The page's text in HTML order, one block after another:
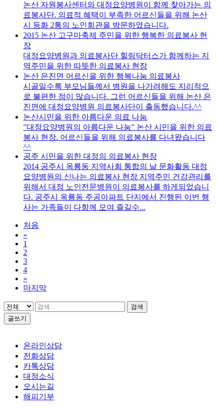
논산 자원봉사센터와 대정요양병원이 함께 찾아가는 의
료봉사단. 의료적 혜택이 부족한 어르신들을 위해 논산
시 등화 2통의 노인회관을 방문하였습니다.
2015 논산 고구마축제 주민을 위한 행복한 의료봉사 현
장
대정요양병원과 의료봉사단 힐링닥터스가 함께하는 지
역주민을 위한 따뜻한 의료봉사 현장
논산 은진면 어르신을 위한 행복나눔 의료봉사
시골일수록 부모님들께서 병원을 나가려해도 지리적으
로 불편한 점이 많습니다. 그런 어르신들을 위해 논산 은
진면에 대정요양병원 의료봉사단이 출동했습니다.^^
논산시민을 위한 아름다운 의료 나눔
"대정요양병원의 아름다운 나눔" 논산 시민을 위한 의료
봉사 현장. 어르신들을 위해 의료봉사를 다녀왔습니다
^^
공주 시민을 위한 대정의 의료봉사 현장
2014 공주시 옥룡동 지역사회 통합의 날 문화활동 대정
요양병원의 신나는 의료봉사 현장 지역주민 건강관리를
위해서 대정 노인전문병원이 의료봉사를 하게되었습니
다. 공주시 옥룡동 주공아파트 단지에서 진행된 이번 행
사는 가족들이 다함께 모여 즐길수...
처음
«
1
2
3
4
»
마지막
검색
글쓰기
온라인상담
전화상담
카톡상담
대정소식
오시는길
해피기부